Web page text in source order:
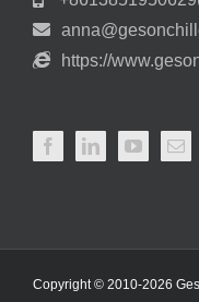
https://
Copyright © 2010-2026